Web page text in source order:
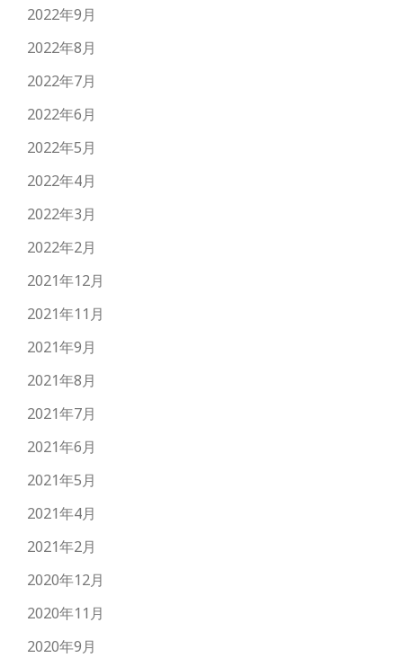
2022年9月
2022年8月
2022年7月
2022年6月
2022年5月
2022年4月
2022年3月
2022年2月
2021年12月
2021年11月
2021年9月
2021年8月
2021年7月
2021年6月
2021年5月
2021年4月
2021年2月
2020年12月
2020年11月
2020年9月